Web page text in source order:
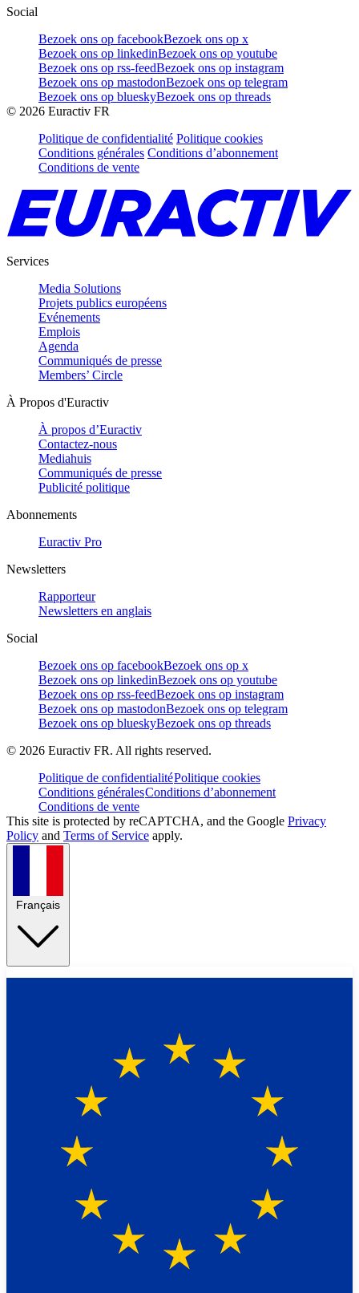
Social
Bezoek ons op facebookBezoek ons op x
Bezoek ons op linkedinBezoek ons op youtube
Bezoek ons op rss-feedBezoek ons op instagram
Bezoek ons op mastodonBezoek ons op telegram
Bezoek ons op blueskyBezoek ons op threads
© 2026 Euractiv FR
Politique de confidentialité Politique cookies
Conditions générales Conditions d’abonnement
Conditions de vente
Services
Media Solutions
Projets publics européens
Evénements
Emplois
Agenda
Communiqués de presse
Members’ Circle
À Propos d'Euractiv
À propos d’Euractiv
Contactez-nous
Mediahuis
Communiqués de presse
Publicité politique
Abonnements
Euractiv Pro
Newsletters
Rapporteur
Newsletters en anglais
Social
Bezoek ons op facebookBezoek ons op x
Bezoek ons op linkedinBezoek ons op youtube
Bezoek ons op rss-feedBezoek ons op instagram
Bezoek ons op mastodonBezoek ons op telegram
Bezoek ons op blueskyBezoek ons op threads
© 2026 Euractiv FR. All rights reserved.
Politique de confidentialitéPolitique cookies
Conditions généralesConditions d’abonnement
Conditions de vente
This site is protected by reCAPTCHA, and the Google Privacy
Policy and Terms of Service apply.
Français